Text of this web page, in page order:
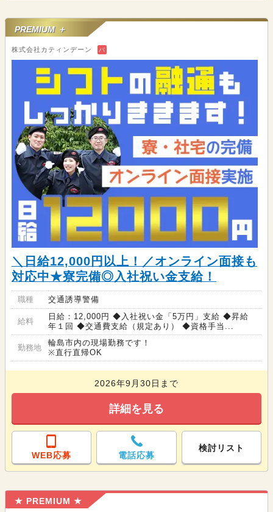
PREMIUM ＋
株式会社カティンデーン バ
＼日給12,000円以上！／オンライン面接も
対応中★寮完備◎入社祝い金支給！
職種 交通誘導警備
給料
日給：12,000円 ◆入社祝い金「5万円」支給 ◆昇給
年１回 ◆交通費支給（規定あり） ◆資格手当...
勤務地
輪島市内の現場勤務です！
※直行直帰OK
2026年9月30日まで
詳細を見る
WEB応募 電話応募
検討リスト
★ PREMIUM ★